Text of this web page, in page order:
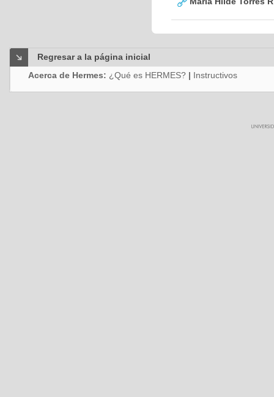
Regresar a la página inicial
Acerca de Hermes: ¿Qué es HERMES? | Instructivos